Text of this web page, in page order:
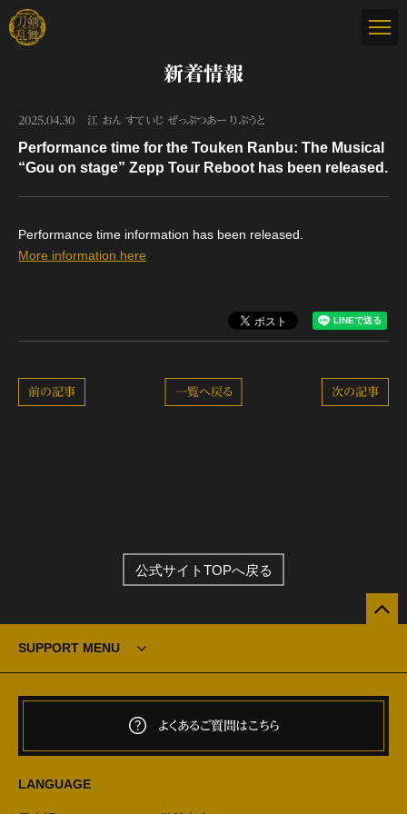
新着情報
2025.04.30 江 おん すていじ ぜっぷつあー りぶうと
Performance time for the Touken Ranbu: The Musical
“Gou on stage” Zepp Tour Reboot has been released.
Performance time information has been released.
More information here
次の記事
一覧へ戻る
前の記事
公式サイトTOPへ戻る
SUPPORT MENU
よくあるご質問はこちら
LANGUAGE